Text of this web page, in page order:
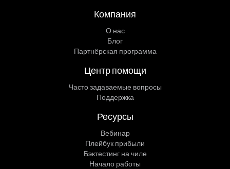
Компания
О нас
Блог
Партнёрская программа
Центр помощи
Часто задаваемые вопросы
Поддержка
Ресурсы
Вебинар
Плейбук прибыли
Бэктестинг на чиле
Начало работы